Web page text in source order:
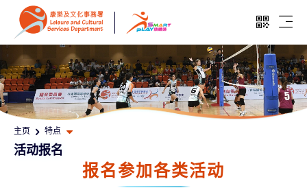
跳至主要内容
开启二维
开启
主页 特点 打开其他页面选单
活动报名
报名参加各类活动